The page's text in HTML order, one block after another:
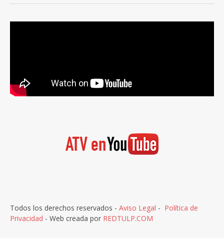
Todos los derechos reservados - Aviso Legal - Política de
Privacidad - Web creada por REDTULP.COM